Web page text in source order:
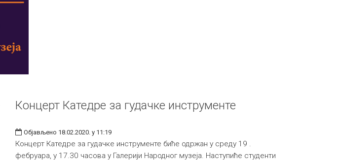
Концерт Катедре за гудачке инструменте
Објављено 18.02.2020. у 11:19
Концерт Катедре за гудачке инструменте биће одржан у среду 19 .
фебруара, у 17.30 часова у Галерији Народног музеја. Наступиће студенти